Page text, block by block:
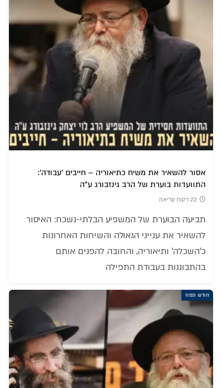
אסור להשאיר את משיח כתיאוריה – חייבים 'עבודה':
התוועדות בוערת של הרב גינזבורג ע"ה
22 דקות קריאה
תביעה הבוערת של המשפיע הבלתי-נשכח: האיסור
להשאיר את ענייני הגאולה והשיחות האחרונות
כ'השכלה' ותיאוריה, והחובה להפנים אותם
בהתבוננות בעבודת התפילה
חודש תמוז